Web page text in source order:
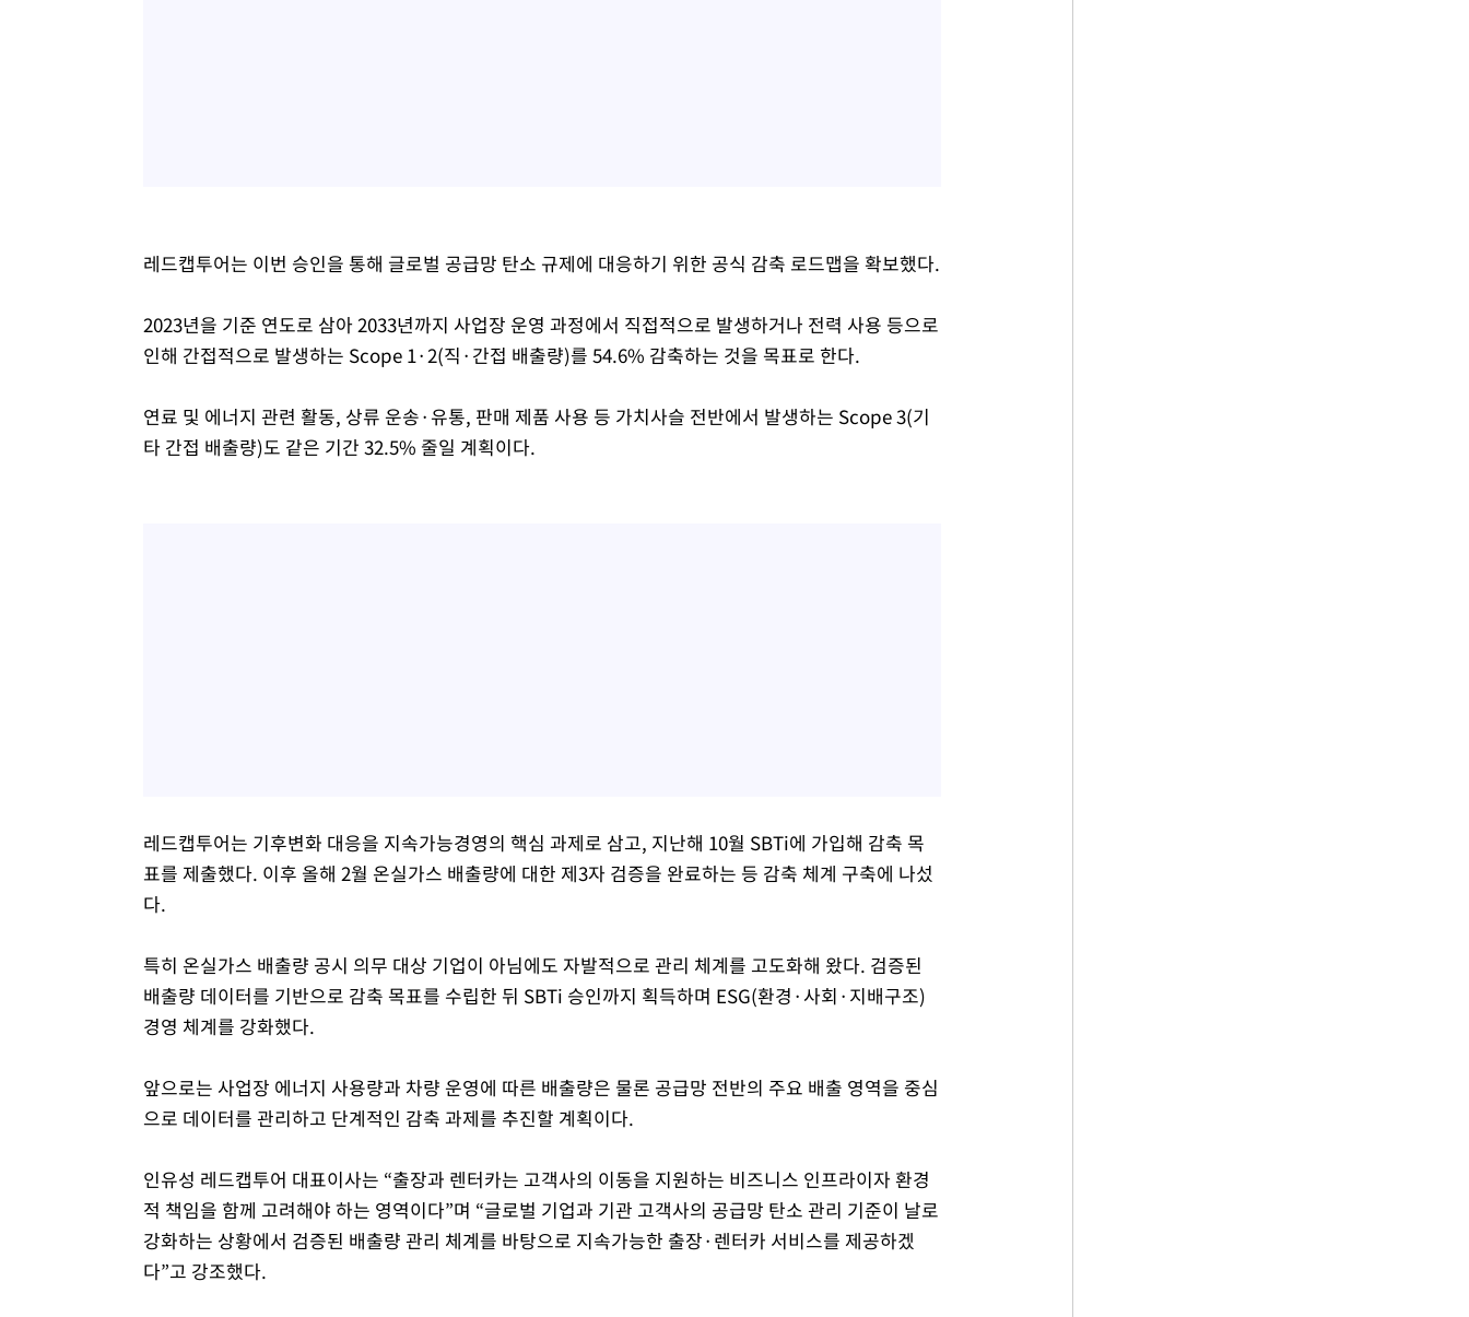
레드캡투어는 이번 승인을 통해 글로벌 공급망 탄소 규제에 대응하기 위한 공식 감축 로드맵을 확보했다.
2023년을 기준 연도로 삼아 2033년까지 사업장 운영 과정에서 직접적으로 발생하거나 전력 사용 등으로
인해 간접적으로 발생하는 Scope 1·2(직·간접 배출량)를 54.6% 감축하는 것을 목표로 한다.
연료 및 에너지 관련 활동, 상류 운송·유통, 판매 제품 사용 등 가치사슬 전반에서 발생하는 Scope 3(기
타 간접 배출량)도 같은 기간 32.5% 줄일 계획이다.
레드캡투어는 기후변화 대응을 지속가능경영의 핵심 과제로 삼고, 지난해 10월 SBTi에 가입해 감축 목
표를 제출했다. 이후 올해 2월 온실가스 배출량에 대한 제3자 검증을 완료하는 등 감축 체계 구축에 나섰
다.
특히 온실가스 배출량 공시 의무 대상 기업이 아님에도 자발적으로 관리 체계를 고도화해 왔다. 검증된
배출량 데이터를 기반으로 감축 목표를 수립한 뒤 SBTi 승인까지 획득하며 ESG(환경·사회·지배구조)
경영 체계를 강화했다.
앞으로는 사업장 에너지 사용량과 차량 운영에 따른 배출량은 물론 공급망 전반의 주요 배출 영역을 중심
으로 데이터를 관리하고 단계적인 감축 과제를 추진할 계획이다.
인유성 레드캡투어 대표이사는 “출장과 렌터카는 고객사의 이동을 지원하는 비즈니스 인프라이자 환경
적 책임을 함께 고려해야 하는 영역이다”며 “글로벌 기업과 기관 고객사의 공급망 탄소 관리 기준이 날로
강화하는 상황에서 검증된 배출량 관리 체계를 바탕으로 지속가능한 출장·렌터카 서비스를 제공하겠
다”고 강조했다.